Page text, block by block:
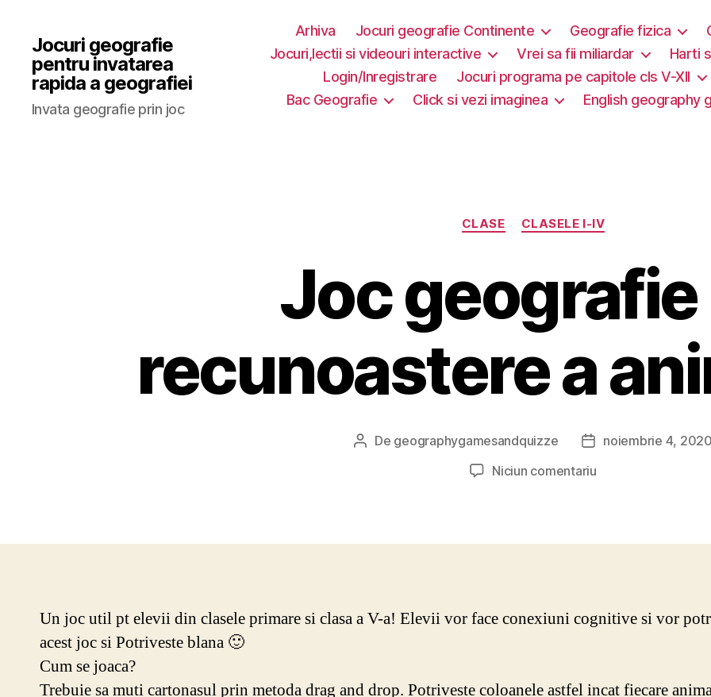
Jocuri geografie
pentru invatarea
rapida a geografiei
Invata geografie prin joc
Arhiva Jocuri geografie Continente Geografie fizica
Jocuri,lectii si videouri interactive
Vrei sa fii miliardar
Harti
Login/Inregistrare
Jocuri programa pe capitole cls V-XII
Bac Geografie
Click si vezi imaginea English geography
Categorii
CLASE CLASELE I-IV
Joc geografie
recunoastere a
Autor
De geographygamesandquizze
Datănoiembrie 4,
Niciun comentariula
recunoastere
Un joc util pt elevii din clasele primare si clasa a V-a! Elevii vor face conexiuni cognitive si vor
acest joc si Potriveste blana 🙂
Cum se joaca?
Trebuie sa muti cartonasul prin metoda drag and drop. Potriveste coloanele astfel incat fiecare